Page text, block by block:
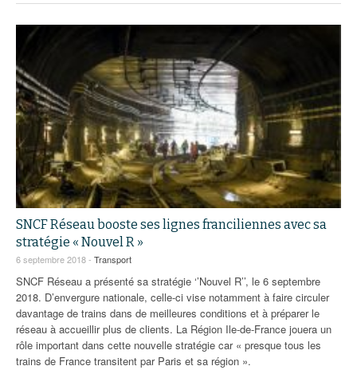
SNCF Réseau booste ses lignes franciliennes avec sa
stratégie « Nouvel R »
6 septembre 2018 - Transport
SNCF Réseau a présenté sa stratégie ‘’Nouvel R’’, le 6 septembre
2018. D’envergure nationale, celle-ci vise notamment à faire circuler
davantage de trains dans de meilleures conditions et à préparer le
réseau à accueillir plus de clients. La Région Ile-de-France jouera un
rôle important dans cette nouvelle stratégie car « presque tous les
trains de France transitent par Paris et sa région ».